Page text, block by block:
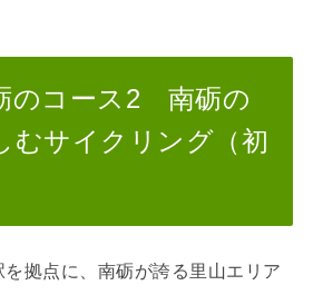
のコース2 南砺の
むサイクリング（初
拠点に、南砺が誇る里山エリア